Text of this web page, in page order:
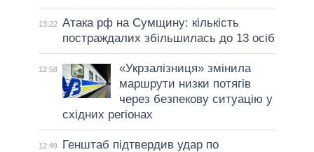
13:22 Атака рф на Сумщину: кількість
постраждалих збільшилась до 13 осіб
12:58
«Укрзалізниця» змінила
маршрути низки потягів
через безпекову ситуацію у
східних регіонах
12:49
Генштаб підтвердив удар по